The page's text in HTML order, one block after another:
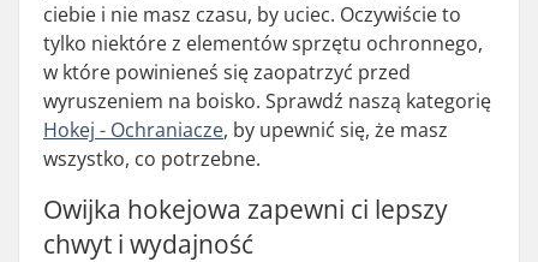
ciebie i nie masz czasu, by uciec. Oczywiście to
tylko niektóre z elementów sprzętu ochronnego,
w które powinieneś się zaopatrzyć przed
wyruszeniem na boisko. Sprawdź naszą kategorię
Hokej - Ochraniacze, by upewnić się, że masz
wszystko, co potrzebne.
Owijka hokejowa zapewni ci lepszy
chwyt i wydajność